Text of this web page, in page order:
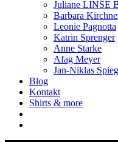
Juliane LINSE
Barbara
Leonie Pagnotta
Katrin Sprenger
Anne Starke
Afag Meyer
Jan-Niklas
Blog
Kontakt
Shirts & more